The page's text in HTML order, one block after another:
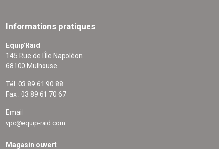
Informations pratiques
Equip'Raid
145 Rue de l'Île Napoléon
68100 Mulhouse
Tél. 03 89 61 90 88
Fax : 03 89 61 70 67
Email
vpc@equip-raid.com
Magasin ouvert